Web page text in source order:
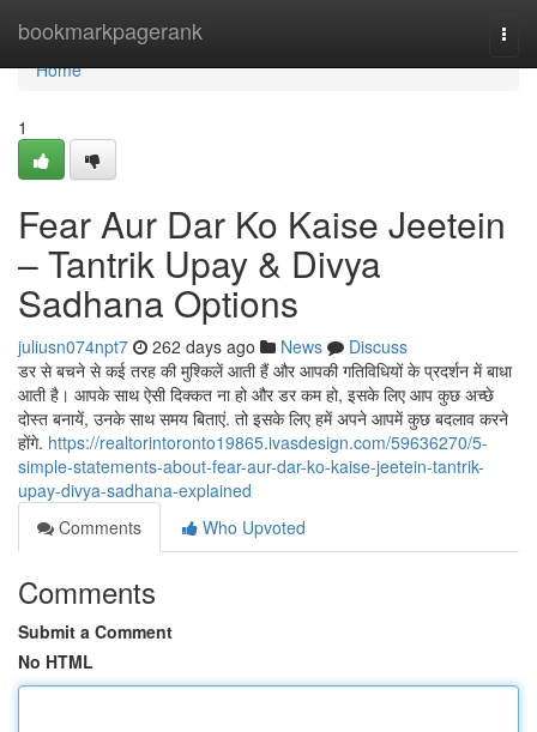
bookmarkpagerank
Home
Home
1
Fear Aur Dar Ko Kaise Jeetein
– Tantrik Upay & Divya
Sadhana Options
juliusn074npt7 262 days ago News
Discuss
डर से बचने से कई तरह की मुश्किलें आती हैं और आपकी गतिविधियों के प्रदर्शन में बाधा
आती है। आपके साथ ऐसी दिक्कत ना हो और डर कम हो, इसके लिए आप कुछ अच्छे
दोस्त बनायें, उनके साथ समय बिताएं. तो इसके लिए हमें अपने आपमें कुछ बदलाव करने
होंगे. https://realtorintoronto19865.ivasdesign.com/59636270/5-
simple-statements-about-fear-aur-dar-ko-kaise-jeetein-tantrik-
upay-divya-sadhana-explained
Comments
Who Upvoted
Comments
Submit a Comment
No HTML